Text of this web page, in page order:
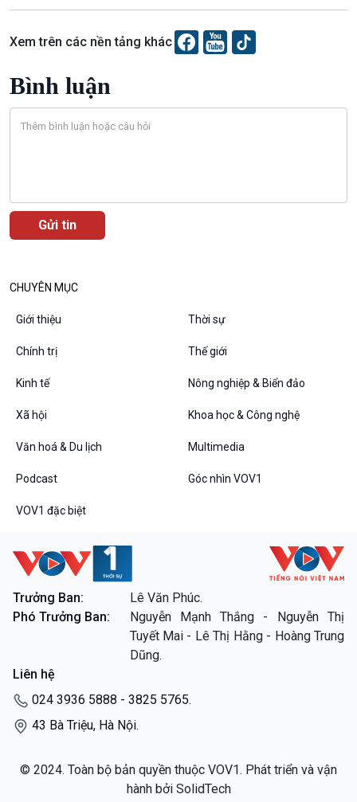
Tài nguyên và Môi trường
Xã hội chuyển động
Bước chân đến trường
khí hậu
Tin Văn hoá & Du lịch
Chát với người nổi tiếng
Bình luận
10 phút Sự kiện - Luận bàn
Dòng chảy sự kiện
Diễn đàn chủ nhật
VOV1 đặc biệt
Thanh âm ký sự
Các chương trình đặc biệt
Xem trên các nền tảng khác
Bình luận
CHUYÊN MỤC
Giới thiệu Thời sự
Chính trị Thế giới
Kinh tế Nông nghiệp & Biển đảo
Xã hội Khoa học & Công nghệ
Văn hoá & Du lịch Multimedia
Podcast Góc nhìn VOV1
VOV1 đặc biệt
Trưởng Ban:
Lê Văn Phúc.
Phó Trưởng Ban:
Nguyễn Mạnh Thắng - Nguyễn Thị
Tuyết Mai - Lê Thị Hằng - Hoàng Trung
Dũng.
Liên hệ
024 3936 5888 - 3825 5765.
43 Bà Triệu, Hà Nội.
© 2024. Toàn bộ bản quyền thuộc VOV1. Phát triển và vận
hành bởi SolidTech